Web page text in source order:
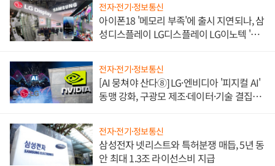
전자·전기·정보통신
아이폰18 '메모리 부족'에 출시 지연되나, 삼
성디스플레이 LG디스플레이 LG이노텍 '탈
전자·전기·정보통신
[AI 뭉쳐야 산다⑧] LG·엔비디아 '피지컬 AI'
동맹 강화, 구광모 제조·데이터·기술 결집
전자·전기·정보통신
삼성전자 넷리스트와 특허분쟁 매듭, 5년 동
안 최대 1.3조 라이선스비 지급